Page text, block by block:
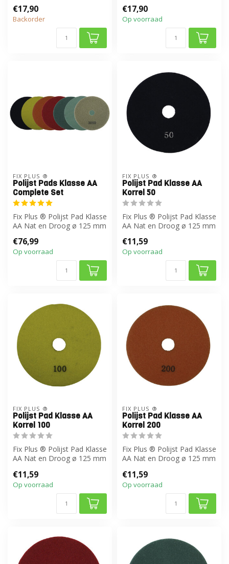
€17,90
Backorder
€17,90
Op voorraad
FIX PLUS ®
Polijst Pads Klasse AA
Complete Set
Fix Plus ® Polijst Pad Klasse
AA Nat en Droog ø 125 mm
€76,99
Op voorraad
FIX PLUS ®
Polijst Pad Klasse AA
Korrel 50
Fix Plus ® Polijst Pad Klasse
AA Nat en Droog ø 125 mm
€11,59
Op voorraad
FIX PLUS ®
Polijst Pad Klasse AA
Korrel 100
Fix Plus ® Polijst Pad Klasse
AA Nat en Droog ø 125 mm
€11,59
Op voorraad
FIX PLUS ®
Polijst Pad Klasse AA
Korrel 200
Fix Plus ® Polijst Pad Klasse
AA Nat en Droog ø 125 mm
€11,59
Op voorraad